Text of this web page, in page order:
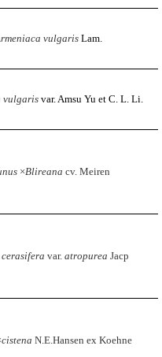
vulgarisLam.
vulgaris var. Amsu Yu et C. L. Li.
×Blireana cv. Meiren
var. atropurea Jacp
cistena N.E.Hansen ex Koehne